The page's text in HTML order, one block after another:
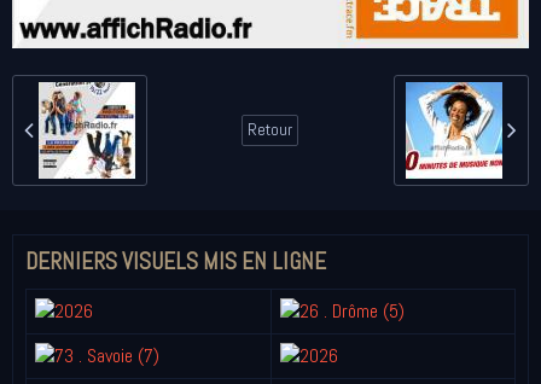
Retour
DERNIERS VISUELS MIS EN LIGNE